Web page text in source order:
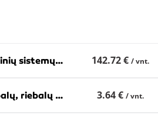
SHELL Morlina S2 B 220 (20 L) cirkuliacinių sistemų alyva 142.72 € / vnt.
MASTON Spray Degreaser 400ml - tepalų, riebalų valiklis-nuriebalintojas 3.64 € / vnt.